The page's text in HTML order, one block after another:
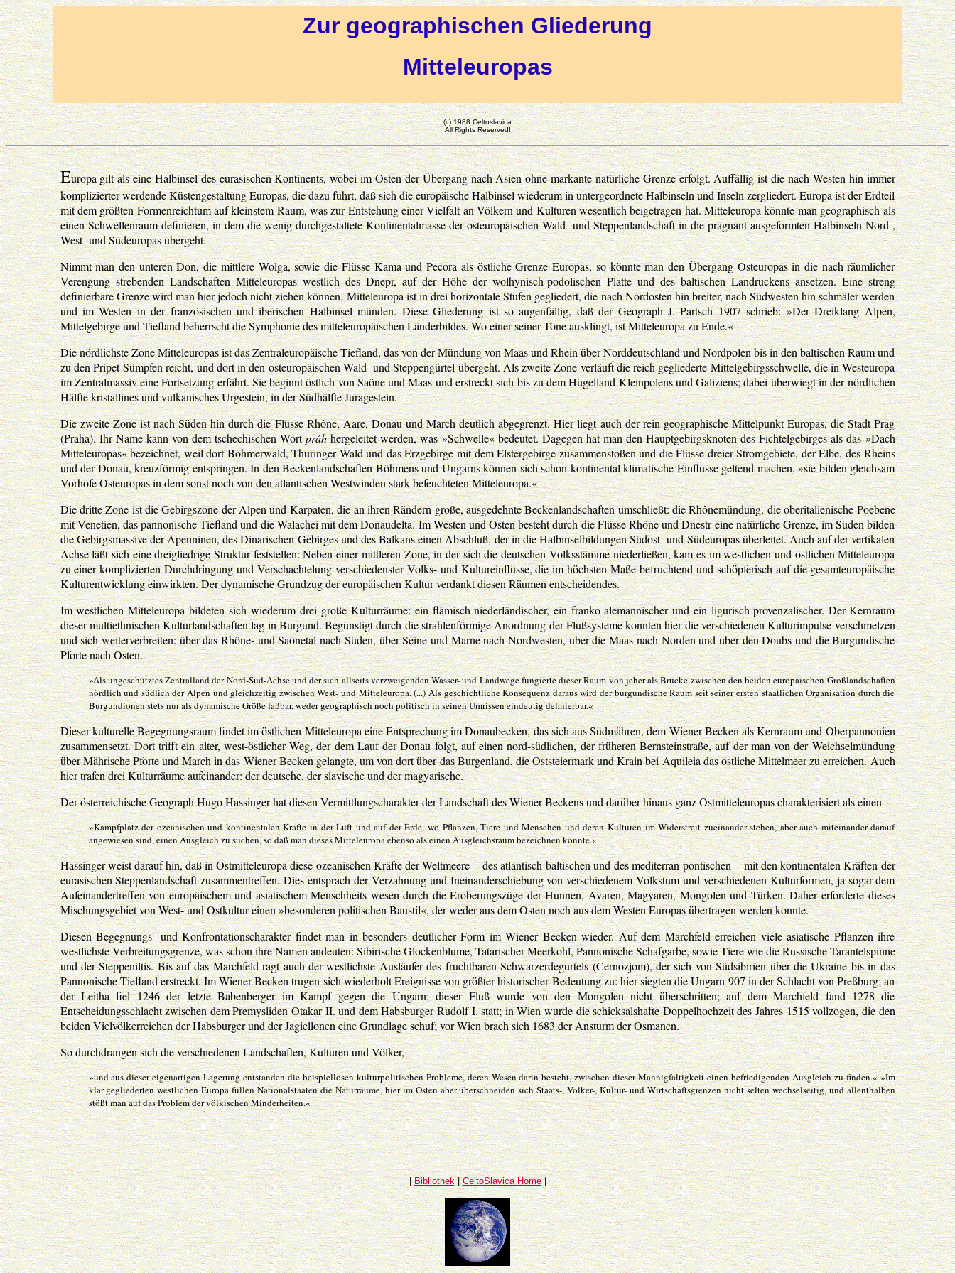
Zur geographischen Gliederung
Mitteleuropas
(c) 1988 Celtoslavica
All Rights Reserved!
Europa gilt als eine Halbinsel des eurasischen Kontinents, wobei im Osten der Übergang nach Asien ohne markante natürliche Grenze erfolgt. Auffällig ist die nach Westen hin immer
komplizierter werdende Küstengestaltung Europas, die dazu führt, daß sich die europäische Halbinsel wiederum in untergeordnete Halbinseln und Inseln zergliedert. Europa ist der Erdteil
mit dem größten Formenreichtum auf kleinstem Raum, was zur Entstehung einer Vielfalt an Völkern und Kulturen wesentlich beigetragen hat. Mitteleuropa könnte man geographisch als
einen Schwellenraum definieren, in dem die wenig durchgestaltete Kontinentalmasse der osteuropäischen Wald- und Steppenlandschaft in die prägnant ausgeformten Halbinseln Nord-,
West- und Südeuropas übergeht.
Nimmt man den unteren Don, die mittlere Wolga, sowie die Flüsse Kama und Pecora als östliche Grenze Europas, so könnte man den Übergang Osteuropas in die nach räumlicher
Verengung strebenden Landschaften Mitteleuropas westlich des Dnepr, auf der Höhe der wolhynisch-podolischen Platte und des baltischen Landrückens ansetzen. Eine streng
definierbare Grenze wird man hier jedoch nicht ziehen können. Mitteleuropa ist in drei horizontale Stufen gegliedert, die nach Nordosten hin breiter, nach Südwesten hin schmäler werden
und im Westen in der französischen und iberischen Halbinsel münden. Diese Gliederung ist so augenfällig, daß der Geograph J. Partsch 1907 schrieb: »Der Dreiklang Alpen,
Mittelgebirge und Tiefland beherrscht die Symphonie des mitteleuropäischen Länderbildes. Wo einer seiner Töne ausklingt, ist Mitteleuropa zu Ende.«
Die nördlichste Zone Mitteleuropas ist das Zentraleuropäische Tiefland, das von der Mündung von Maas und Rhein über Norddeutschland und Nordpolen bis in den baltischen Raum und
zu den Pripet-Sümpfen reicht, und dort in den osteuropäischen Wald- und Steppengürtel übergeht. Als zweite Zone verläuft die reich gegliederte Mittelgebirgsschwelle, die in Westeuropa
im Zentralmassiv eine Fortsetzung erfährt. Sie beginnt östlich von Saône und Maas und erstreckt sich bis zu dem Hügelland Kleinpolens und Galiziens; dabei überwiegt in der nördlichen
Hälfte kristallines und vulkanisches Urgestein, in der Südhälfte Juragestein.
Die zweite Zone ist nach Süden hin durch die Flüsse Rhône, Aare, Donau und March deutlich abgegrenzt. Hier liegt auch der rein geographische Mittelpunkt Europas, die Stadt Prag
(Praha). Ihr Name kann von dem tschechischen Wortpráhhergeleitet werden, was »Schwelle« bedeutet. Dagegen hat man den Hauptgebirgsknoten des Fichtelgebirges als das »Dach
Mitteleuropas« bezeichnet, weil dort Böhmerwald, Thüringer Wald und das Erzgebirge mit dem Elstergebirge zusammenstoßen und die Flüsse dreier Stromgebiete, der Elbe, des Rheins
und der Donau, kreuzförmig entspringen. In den Beckenlandschaften Böhmens und Ungarns können sich schon kontinental klimatische Einflüsse geltend machen, »sie bilden gleichsam
Vorhöfe Osteuropas in dem sonst noch von den atlantischen Westwinden stark befeuchteten Mitteleuropa.«
Die dritte Zone ist die Gebirgszone der Alpen und Karpaten, die an ihren Rändern große, ausgedehnte Beckenlandschaften umschließt: die Rhônemündung, die oberitalienische Poebene
mit Venetien, das pannonische Tiefland und die Walachei mit dem Donaudelta. Im Westen und Osten besteht durch die Flüsse Rhône und Dnestr eine natürliche Grenze, im Süden bilden
die Gebirgsmassive der Apenninen, des Dinarischen Gebirges und des Balkans einen Abschluß, der in die Halbinselbildungen Südost- und Südeuropas überleitet. Auch auf der vertikalen
Achse läßt sich eine dreigliedrige Struktur feststellen: Neben einer mittleren Zone, in der sich die deutschen Volksstämme niederließen, kam es im westlichen und östlichen Mitteleuropa
zu einer komplizierten Durchdringung und Verschachtelung verschiedenster Volks- und Kultureinflüsse, die im höchsten Maße befruchtend und schöpferisch auf die gesamteuropäische
Kulturentwicklung einwirkten. Der dynamische Grundzug der europäischen Kultur verdankt diesen Räumen entscheidendes.
Im westlichen Mitteleuropa bildeten sich wiederum drei große Kulturräume: ein flämisch-niederländischer, ein franko-alemannischer und ein ligurisch-provenzalischer. Der Kernraum
dieser multiethnischen Kulturlandschaften lag in Burgund. Begünstigt durch die strahlenförmige Anordnung der Flußsysteme konnten hier die verschiedenen Kulturimpulse verschmelzen
und sich weiterverbreiten: über das Rhône- und Saônetal nach Süden, über Seine und Marne nach Nordwesten, über die Maas nach Norden und über den Doubs und die Burgundische
Pforte nach Osten.
»Als ungeschütztes Zentralland der Nord-Süd-Achse und der sich allseits verzweigenden Wasser- und Landwege fungierte dieser Raum von jeher als Brücke zwischen den beiden europäischen Großlandschaften
nördlich und südlich der Alpen und gleichzeitig zwischen West- und Mitteleuropa. (...) Als geschichtliche Konsequenz daraus wird der burgundische Raum seit seiner ersten staatlichen Organisation durch die
Burgundionen stets nur als dynamische Größe faßbar, weder geographisch noch politisch in seinen Umrissen eindeutig definierbar.«
Dieser kulturelle Begegnungsraum findet im östlichen Mitteleuropa eine Entsprechung im Donaubecken, das sich aus Südmähren, dem Wiener Becken als Kernraum und Oberpannonien
zusammensetzt. Dort trifft ein alter, west-östlicher Weg, der dem Lauf der Donau folgt, auf einen nord-südlichen, der früheren Bernsteinstraße, auf der man von der Weichselmündung
über Mährische Pforte und March in das Wiener Becken gelangte, um von dort über das Burgenland, die Oststeiermark und Krain bei Aquileia das östliche Mittelmeer zu erreichen. Auch
hier trafen drei Kulturräume aufeinander: der deutsche, der slavische und der magyarische.
Der österreichische Geograph Hugo Hassinger hat diesen Vermittlungscharakter der Landschaft des Wiener Beckens und darüber hinaus ganz Ostmitteleuropas charakterisiert als einen
»Kampfplatz der ozeanischen und kontinentalen Kräfte in der Luft und auf der Erde, wo Pflanzen, Tiere und Menschen und deren Kulturen im Widerstreit zueinander stehen, aber auch miteinander darauf
angewiesen sind, einen Ausgleich zu suchen, so daß man dieses Mitteleuropa ebenso als einen Ausgleichsraum bezeichnen könnte.«
Hassinger weist darauf hin, daß in Ostmitteleuropa diese ozeanischen Kräfte der Weltmeere -- des atlantisch-baltischen und des mediterran-pontischen -- mit den kontinentalen Kräften der
eurasischen Steppenlandschaft zusammentreffen. Dies entsprach der Verzahnung und Ineinanderschiebung von verschiedenem Volkstum und verschiedenen Kulturformen, ja sogar dem
Aufeinandertreffen von europäischem und asiatischem Menschheits wesen durch die Eroberungszüge der Hunnen, Avaren, Magyaren, Mongolen und Türken. Daher erforderte dieses
Mischungsgebiet von West- und Ostkultur einen »besonderen politischen Baustil«, der weder aus dem Osten noch aus dem Westen Europas übertragen werden konnte.
Diesen Begegnungs- und Konfrontationscharakter findet man in besonders deutlicher Form im Wiener Becken wieder. Auf dem Marchfeld erreichen viele asiatische Pflanzen ihre
westlichste Verbreitungsgrenze, was schon ihre Namen andeuten: Sibirische Glockenblume, Tatarischer Meerkohl, Pannonische Schafgarbe, sowie Tiere wie die Russische Tarantelspinne
und der Steppeniltis. Bis auf das Marchfeld ragt auch der westlichste Ausläufer des fruchtbaren Schwarzerdegürtels (Cernozjom), der sich von Südsibirien über die Ukraine bis in das
Pannonische Tiefland erstreckt. Im Wiener Becken trugen sich wiederholt Ereignisse von größter historischer Bedeutung zu: hier siegten die Ungarn 907 in der Schlacht von Preßburg; an
der Leitha fiel 1246 der letzte Babenberger im Kampf gegen die Ungarn; dieser Fluß wurde von den Mongolen nicht überschritten; auf dem Marchfeld fand 1278 die
Entscheidungsschlacht zwischen dem Premysliden Otakar II. und dem Habsburger Rudolf I. statt; in Wien wurde die schicksalshafte Doppelhochzeit des Jahres 1515 vollzogen, die den
beiden Vielvölkerreichen der Habsburger und der Jagiellonen eine Grundlage schuf; vor Wien brach sich 1683 der Ansturm der Osmanen.
So durchdrangen sich die verschiedenen Landschaften, Kulturen und Völker,
»und aus dieser eigenartigen Lagerung entstanden die beispiellosen kulturpolitischen Probleme, deren Wesen darin besteht, zwischen dieser Mannigfaltigkeit einen befriedigenden Ausgleich zu finden.« »Im
klar gegliederten westlichen Europa füllen Nationalstaaten die Naturräume, hier im Osten aber überschneiden sich Staats-, Völker-, Kultur- und Wirtschaftsgrenzen nicht selten wechselseitig, und allenthalben
stößt man auf das Problem der völkischen Minderheiten.«
|Bibliothek|CeltoSlavica Home|